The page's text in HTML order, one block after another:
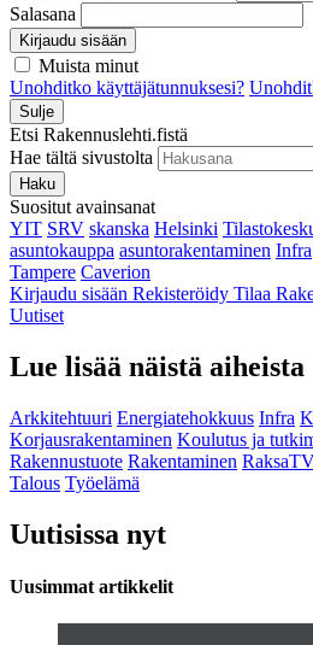
Salasana
Kirjaudu sisään
Muista minut
Unohditko käyttäjätunnuksesi?
Sulje
Etsi Rakennuslehti.fistä
Hae tältä sivustolta
Haku
Suositut avainsanat
YIT SRV skanska Helsinki
asuntokauppa asuntorakentaminen Infra
Tampere Caverion
Kirjaudu sisään Rekisteröidy Tilaa
Uutiset
Lue lisää näistä aiheista
Arkkitehtuuri Energiatehokkuus Infra
Korjausrakentaminen Koulutus ja
Rakennustuote Rakentaminen
Talous Työelämä
Uutisissa nyt
Uusimmat artikkelit